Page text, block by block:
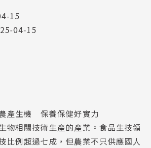
15
04-15
產生機 保養保健好實力
物相關技術生產的產業。食品生技領
比例超過七成，但農業不只供應國人